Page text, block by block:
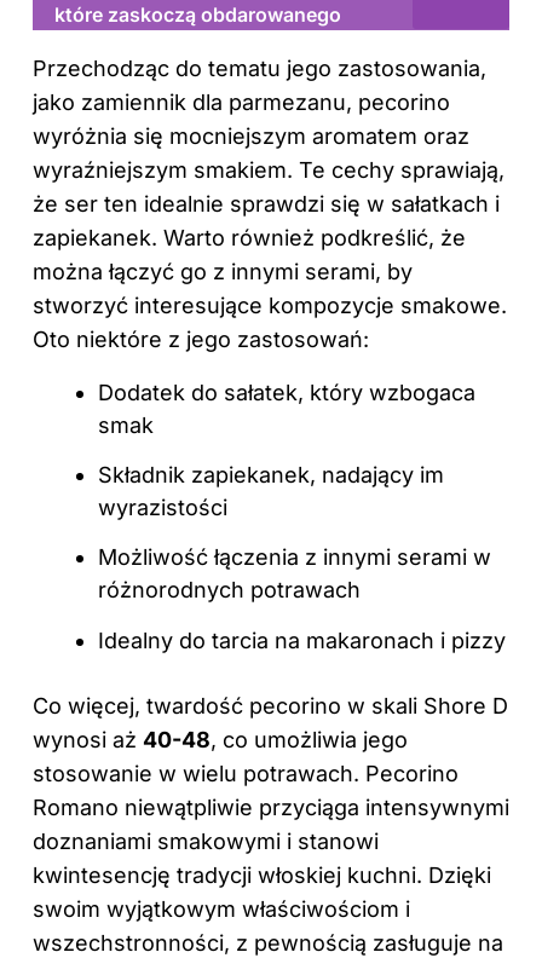
które zaskoczą obdarowanego
Przechodząc do tematu jego zastosowania,
jako zamiennik dla parmezanu, pecorino
wyróżnia się mocniejszym aromatem oraz
wyraźniejszym smakiem. Te cechy sprawiają,
że ser ten idealnie sprawdzi się w sałatkach i
zapiekanek. Warto również podkreślić, że
można łączyć go z innymi serami, by
stworzyć interesujące kompozycje smakowe.
Oto niektóre z jego zastosowań:
Dodatek do sałatek, który wzbogaca
smak
Składnik zapiekanek, nadający im
wyrazistości
Możliwość łączenia z innymi serami w
różnorodnych potrawach
Idealny do tarcia na makaronach i pizzy
Co więcej, twardość pecorino w skali Shore D
wynosi aż 40-48, co umożliwia jego
stosowanie w wielu potrawach. Pecorino
Romano niewątpliwie przyciąga intensywnymi
doznaniami smakowymi i stanowi
kwintesencję tradycji włoskiej kuchni. Dzięki
swoim wyjątkowym właściwościom i
wszechstronności, z pewnością zasługuje na